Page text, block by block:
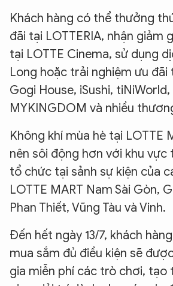
Khách hàng có thể thưởng
đãi tại LOTTERIA, nhận giảm
tại LOTTE Cinema, sử dụng
Long hoặc trải nghiệm ưu đãi
Gogi House, iSushi,
MYKINGDOM và nhiều
Không khí mùa hè tại LOTTE
nên sôi động hơn với khu
tổ chức tại sảnh sự kiện của
LOTTE MART Nam Sài Gòn,
Phan Thiết, Vũng Tàu và Vinh.
Đến hết ngày 13/7, khách
mua sắm đủ điều kiện sẽ
gia miễn phí các trò chơi, tạo